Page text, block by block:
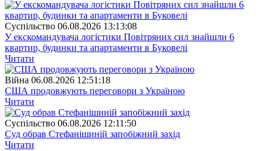
Суспiльство 06.08.2026 13:13:08
У екскомандувача логістики Повітряних сил знайшли 6
квартир, будинки та апартаменти в Буковелі
Читати
Війна 06.08.2026 12:51:18
США продовжують переговори з Україною
Читати
Суспiльство 06.08.2026 12:11:50
Суд обрав Стефанішиній запобіжний захід
Читати